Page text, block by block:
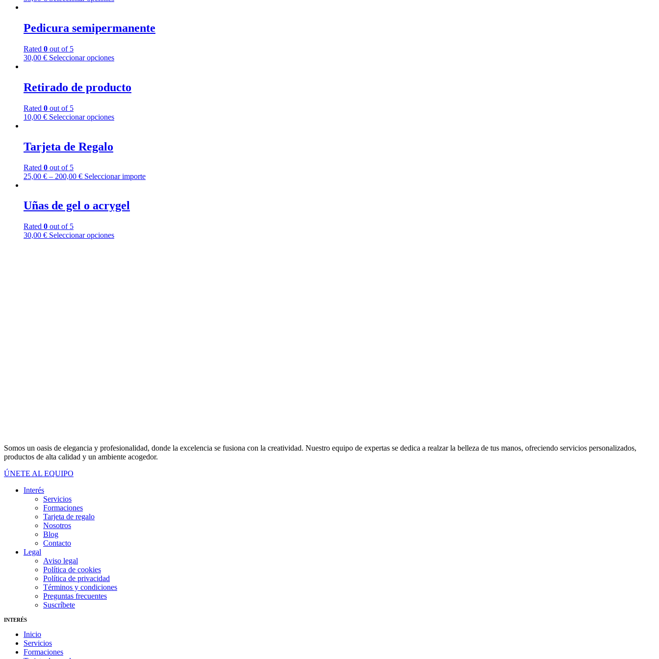
Pedicura semipermanente
Rated 0 out of 5
30,00 € Seleccionar opciones
Retirado de producto
Rated 0 out of 5
10,00 € Seleccionar opciones
Tarjeta de Regalo
Rated 0 out of 5
25,00 € – 200,00 € Seleccionar importe
Uñas de gel o acrygel
Rated 0 out of 5
30,00 € Seleccionar opciones
Somos un oasis de elegancia y profesionalidad, donde la excelencia se fusiona con la creatividad. Nuestro equipo de expertas se dedica a realzar la belleza de tus manos, ofreciendo servicios personalizados,
productos de alta calidad y un ambiente acogedor.
ÚNETE AL EQUIPO
Interés
Servicios
Formaciones
Tarjeta de regalo
Nosotros
Blog
Contacto
Legal
Aviso legal
Política de cookies
Política de privacidad
Términos y condiciones
Preguntas frecuentes
Suscríbete
INTERÉS
Inicio
Servicios
Formaciones